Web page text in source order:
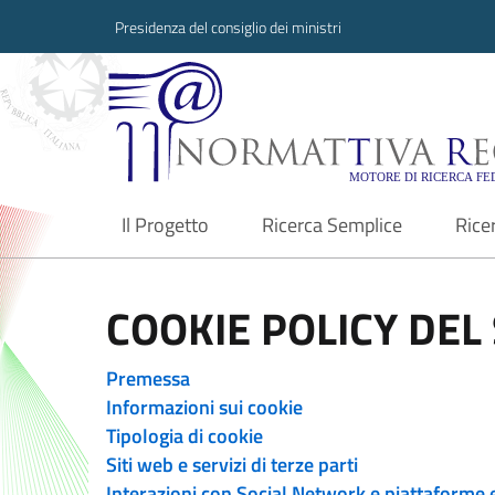
Presidenza del consiglio dei ministri
Normattiva
Il Progetto
current Ricerca Semplice
COOKIE POLICY
Premessa
Informazioni sui cookie
Tipologia di cookie
Siti web e servizi di terze parti